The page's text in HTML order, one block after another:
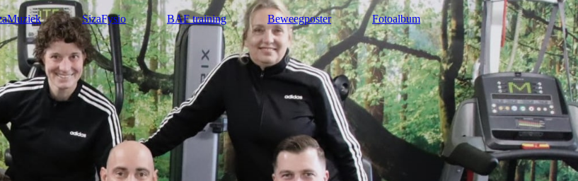
SizaFysio BAF training Beweegposter Fotoalbum